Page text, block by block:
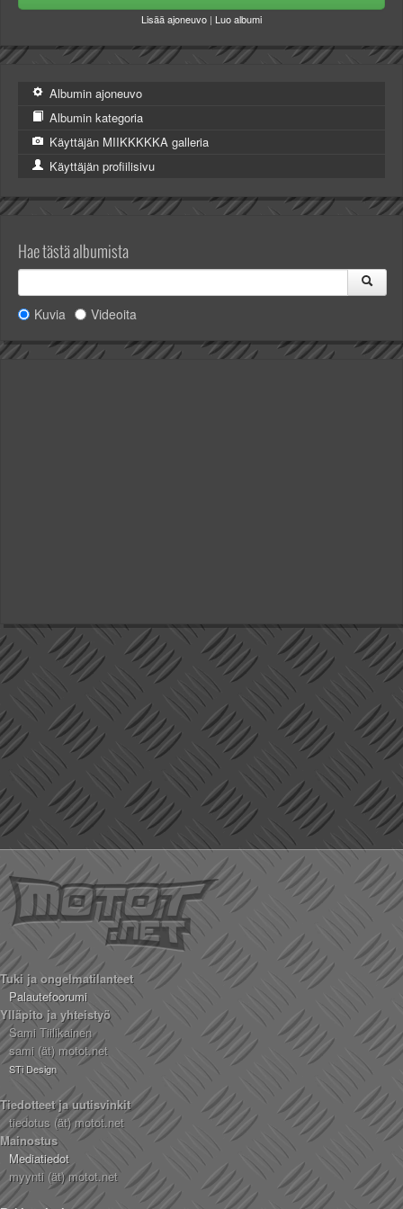
Valitse paikkakunta
Tampereen sää
Oulun sää
Kuopion sää
Rovaniemen sää
MUUT
VIP-jäsenyys
Paidat ja vaatteet
Suunnittele oma paita
Mainostus
Palaute
Lisää ajoneuvo | Luo albumi
Albumin ajoneuvo
Albumin kategoria
Käyttäjän MIIKKKKKA galleria
Käyttäjän profiilisivu
Hae tästä albumista
Kuvia Videoita
Tuki ja ongelmatilanteet
Palautefoorumi
Ylläpito ja yhteistyö
Sami Tiilikainen
sami (ät) motot.net
STi Design
Tiedotteet ja uutisvinkit
tiedotus (ät) motot.net
Mainostus
Mediatiedot
myynti (ät) motot.net